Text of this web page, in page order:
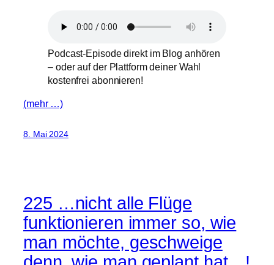
Podcast-Episode direkt im Blog anhören
– oder auf der Plattform deiner Wahl
kostenfrei abonnieren!
(mehr …)
8. Mai 2024
225 …nicht alle Flüge
funktionieren immer so, wie
man möchte, geschweige